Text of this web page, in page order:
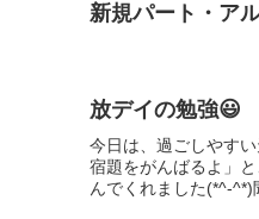
新規パート・ア
放デイの勉強😃
今日は、過ごしやす
宿題をがんばるよ」
んでくれました(*^-